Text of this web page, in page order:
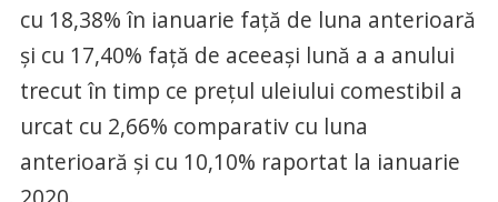
cu 18,38% în ianuarie faţă de luna anterioară
şi cu 17,40% faţă de aceeaşi lună a a anului
trecut în timp ce preţul uleiului comestibil a
urcat cu 2,66% comparativ cu luna
anterioară şi cu 10,10% raportat la ianuarie